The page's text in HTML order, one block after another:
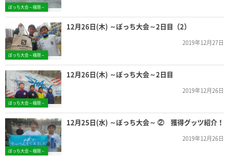
ぼっち大会～極限～
ぼっち大会～極限～
12月26日(木) ～ぼっち大会～2日目（2）
2019年12月27日
ぼっち大会～極限～
12月26日(木) ～ぼっち大会～2日目
2019年12月26日
ぼっち大会～極限～
12月25日(水) ～ぼっち大会～ ② 獲得グッツ紹介！
2019年12月26日